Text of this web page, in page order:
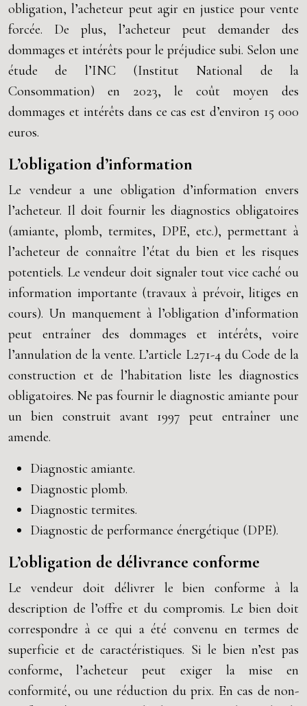
obligation, l’acheteur peut agir en justice pour vente
forcée. De plus, l’acheteur peut demander des
dommages et intérêts pour le préjudice subi. Selon une
étude de l’INC (Institut National de la
Consommation) en 2023, le coût moyen des
dommages et intérêts dans ce cas est d’environ 15 000
euros.
L’obligation d’information
Le vendeur a une obligation d’information envers
l’acheteur. Il doit fournir les diagnostics obligatoires
(amiante, plomb, termites, DPE, etc.), permettant à
l’acheteur de connaître l’état du bien et les risques
potentiels. Le vendeur doit signaler tout vice caché ou
information importante (travaux à prévoir, litiges en
cours). Un manquement à l’obligation d’information
peut entraîner des dommages et intérêts, voire
l’annulation de la vente. L’article L271-4 du Code de la
construction et de l’habitation liste les diagnostics
obligatoires. Ne pas fournir le diagnostic amiante pour
un bien construit avant 1997 peut entraîner une
amende.
Diagnostic amiante.
Diagnostic plomb.
Diagnostic termites.
Diagnostic de performance énergétique (DPE).
L’obligation de délivrance conforme
Le vendeur doit délivrer le bien conforme à la
description de l’offre et du compromis. Le bien doit
correspondre à ce qui a été convenu en termes de
superficie et de caractéristiques. Si le bien n’est pas
conforme, l’acheteur peut exiger la mise en
conformité, ou une réduction du prix. En cas de non-